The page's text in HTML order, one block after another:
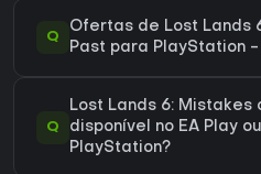
Q
Ofertas de Lost Lands
Past para PlayStation
Q
Lost Lands 6: Mistakes
disponível no EA Play
PlayStation?